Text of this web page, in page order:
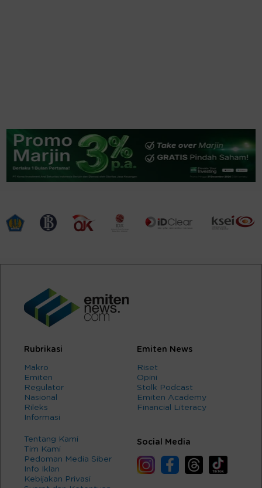
Rubrikasi
Makro
Emiten
Regulator
Nasional
Rileks
Informasi
Emiten News
Riset
Opini
Stolk Podcast
Emiten Academy
Financial Literacy
Tentang Kami
Tim Kami
Pedoman Media Siber
Info Iklan
Kebijakan Privasi
Social Media